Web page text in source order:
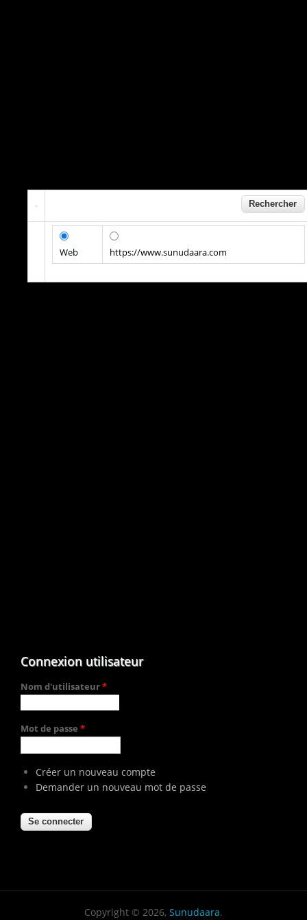
Web https://www.sunudaara.com
Connexion utilisateur
Nom d'utilisateur*
Mot de passe *
Créer un nouveau compte
Demander un nouveau mot de passe
Copyright © 2026, Sunudaara.